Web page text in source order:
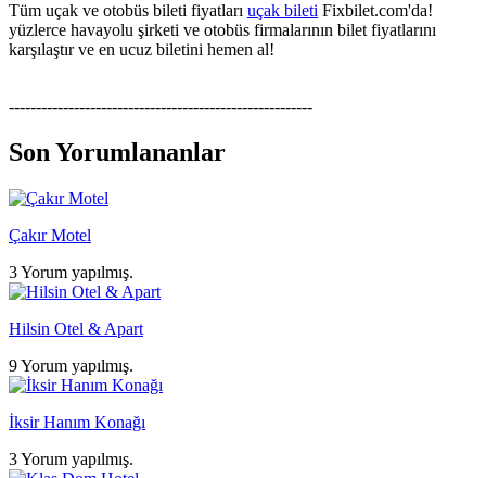
Tüm uçak ve otobüs bileti fiyatları uçak bileti Fixbilet.com'da!
yüzlerce havayolu şirketi ve otobüs firmalarının bilet fiyatlarını
karşılaştır ve en ucuz biletini hemen al!
--------------------------------------------------------
Son Yorumlananlar
Çakır Motel
3 Yorum yapılmış.
Hilsin Otel & Apart
9 Yorum yapılmış.
İksir Hanım Konağı
3 Yorum yapılmış.